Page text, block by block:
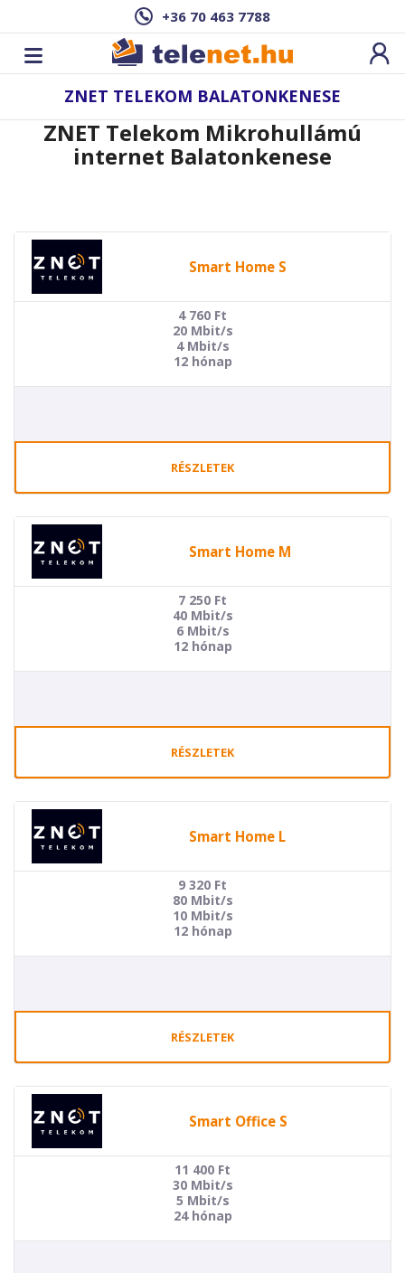
+36 70 463 7788
ZNET TELEKOM BALATONKENESE
ZNET Telekom Mikrohullámú
internet Balatonkenese
Smart Home S
4 760 Ft
20 Mbit/s
4 Mbit/s
12 hónap
RÉSZLETEK
Smart Home M
7 250 Ft
40 Mbit/s
6 Mbit/s
12 hónap
RÉSZLETEK
Smart Home L
9 320 Ft
80 Mbit/s
10 Mbit/s
12 hónap
RÉSZLETEK
Smart Office S
11 400 Ft
30 Mbit/s
5 Mbit/s
24 hónap